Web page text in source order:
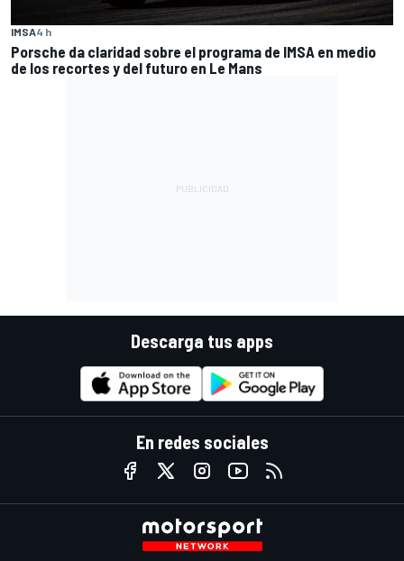
IMSA4 h
Porsche da claridad sobre el programa de IMSA en medio
de los recortes y del futuro en Le Mans
Descarga tus apps
En redes sociales